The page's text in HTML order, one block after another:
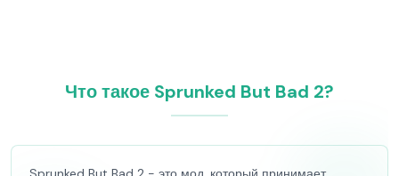
Что такое Sprunked But Bad 2?